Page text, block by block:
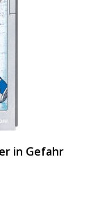
in Gefahr